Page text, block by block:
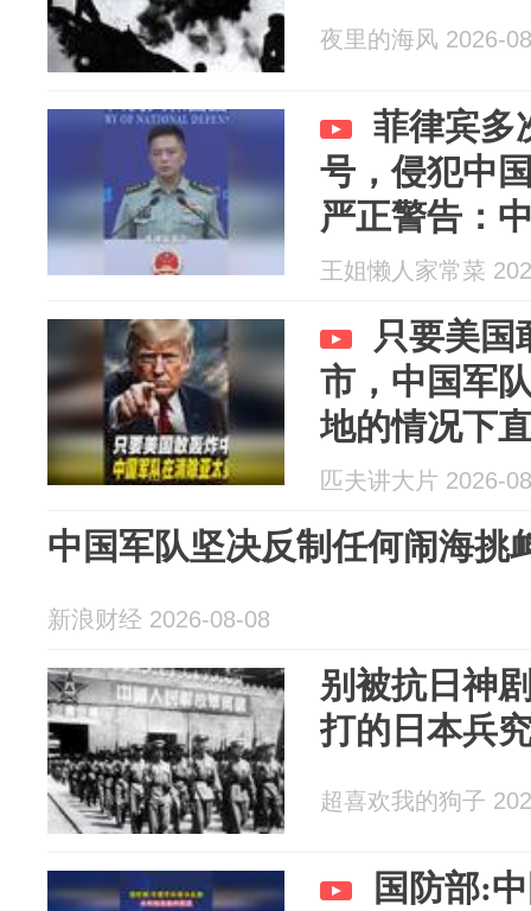
夜里的海风 2026-
菲律宾多
号，侵犯中
严正警告：
制！
王姐懒人家常菜
只要美国
市，中国军
地的情况下
匹夫讲大片 2026-
中国军队坚决反制任何闹海挑
新浪财经 2026-08-08
别被抗日神
打的日本兵
超喜欢我的狗子
国防部: